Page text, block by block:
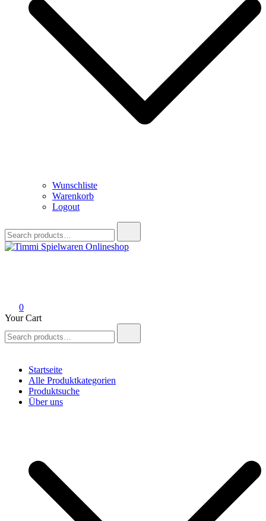
Wunschliste
Warenkorb
Logout
for:
0
Your Cart
for:
Startseite
Alle Produktkategorien
Produktsuche
Über uns